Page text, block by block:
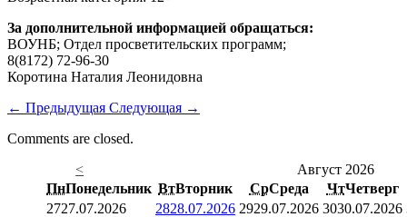
За дополнительной информацией обращаться:
ВОУНБ; Отдел просветительских программ;
8(8172) 72-96-30
Коротина Наталия Леонидовна
← Предыдущая Следующая →
Comments are closed.
<
Август 2026
ПнПонедельник ВтВторник СрСреда ЧтЧетверг
2727.07.2026 2828.07.2026 2929.07.2026 3030.07.2026